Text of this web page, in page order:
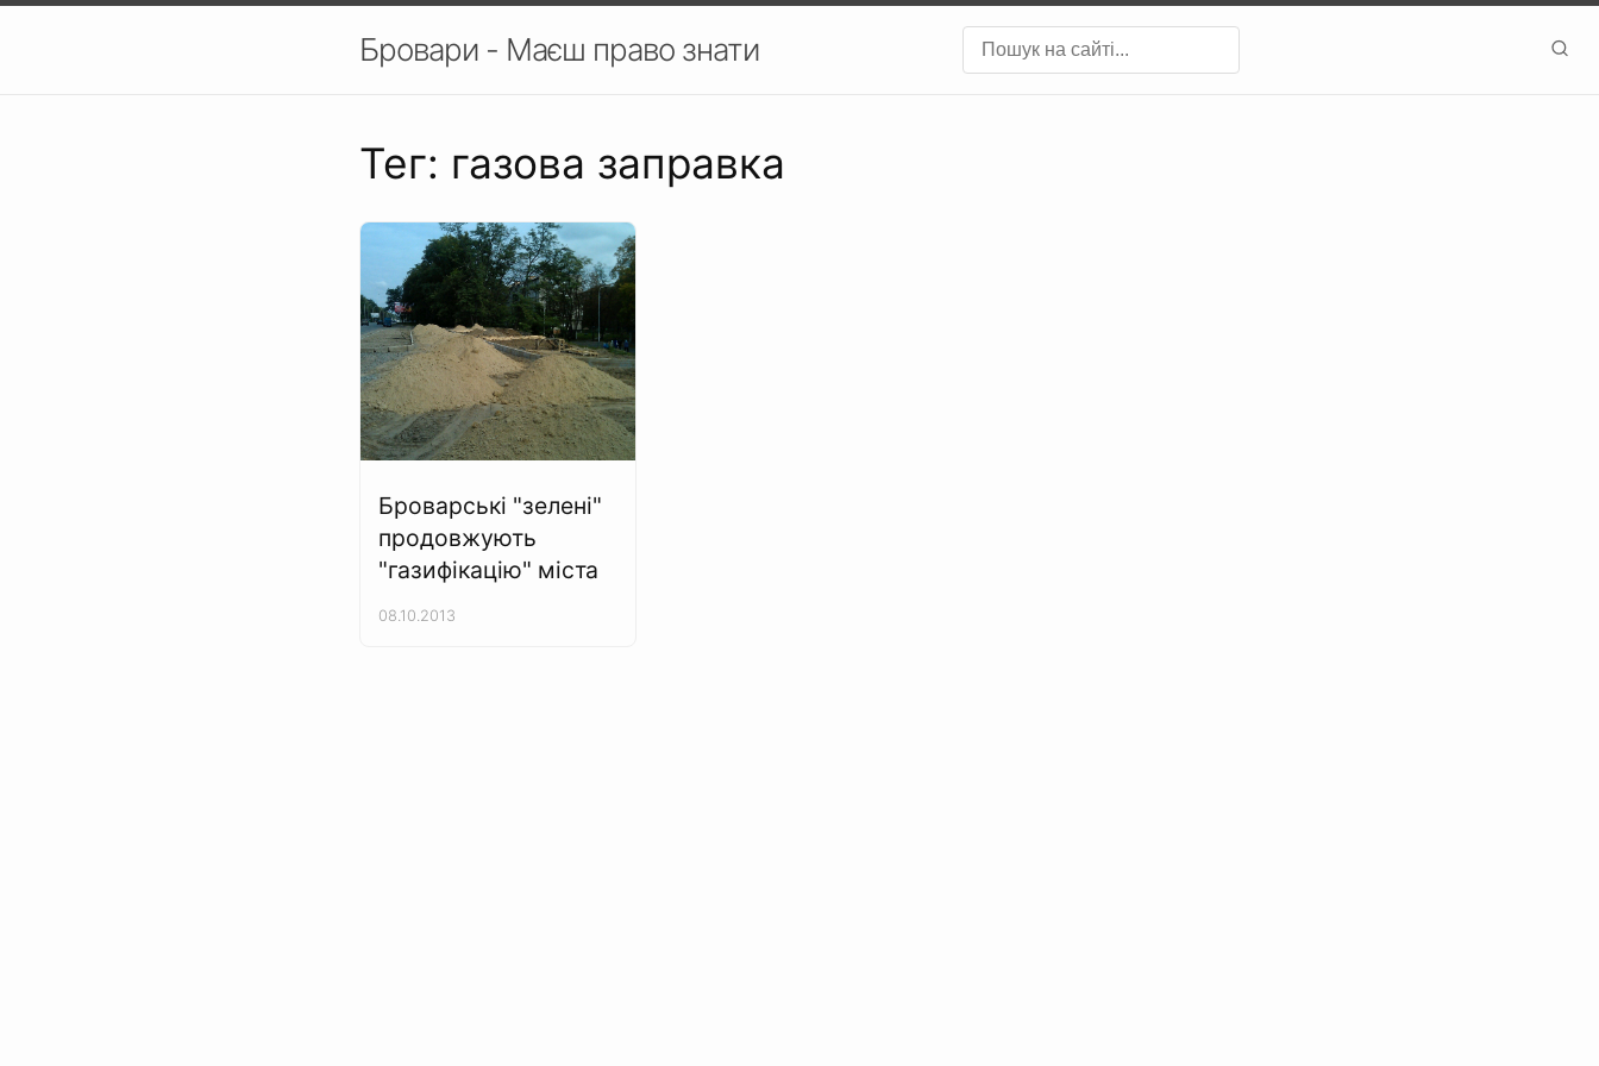
Бровари - Маєш право знати
Тег: газова заправка
Броварські "зелені"
продовжують
"газифікацію" міста
08.10.2013